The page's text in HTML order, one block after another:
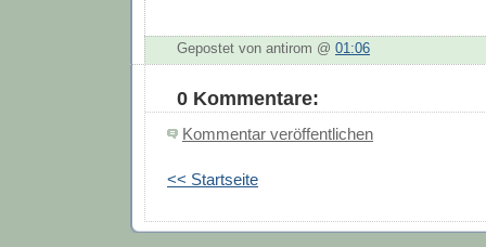
Gepostet von antirom @ 01:06
0 Kommentare:
Kommentar veröffentlichen
<< Startseite